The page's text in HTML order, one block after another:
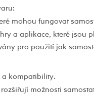
mohou fungovat
a aplikace, které jsou
pro použití jak
a kompatibility.
možnosti